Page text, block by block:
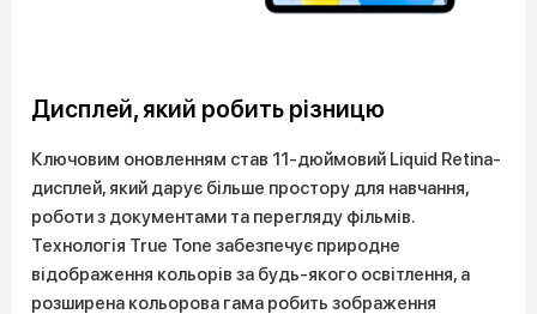
Дисплей, який робить різницю
Ключовим оновленням став 11-дюймовий Liquid Retina-
дисплей, який дарує більше простору для навчання,
роботи з документами та перегляду фільмів.
Технологія True Tone забезпечує природне
відображення кольорів за будь-якого освітлення, а
розширена кольорова гама робить зображення